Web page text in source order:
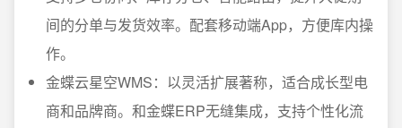
间的分单与发货效率。配套移动端App，方便库内操
作。
金蝶云星空WMS：以灵活扩展著称，适合成长型电
商和品牌商。和金蝶ERP无缝集成，支持个性化流